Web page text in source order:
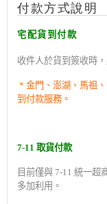
付款方式說明
宅配貨到付款
收件人於貨到簽收時
* 金門、澎湖、馬祖
到付款服務。
7-11 取貨付款
目前僅與 7-11 統一超
多加利用。